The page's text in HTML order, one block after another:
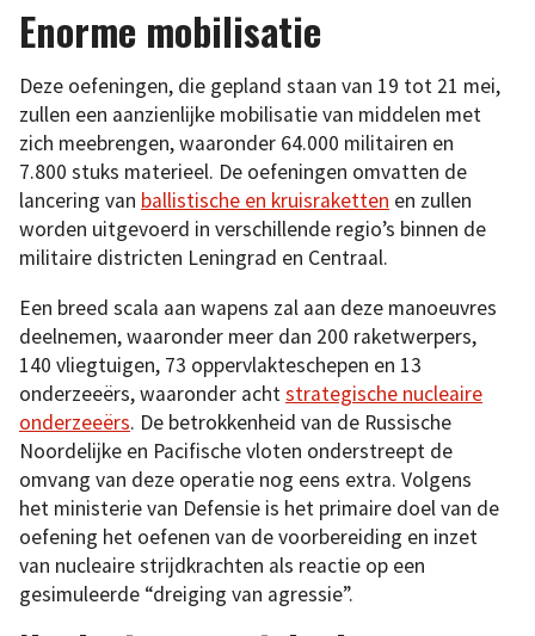
Enorme mobilisatie
Deze oefeningen, die gepland staan van 19 tot 21 mei,
zullen een aanzienlijke mobilisatie van middelen met
zich meebrengen, waaronder 64.000 militairen en
7.800 stuks materieel. De oefeningen omvatten de
lancering van ballistische en kruisraketten en zullen
worden uitgevoerd in verschillende regio’s binnen de
militaire districten Leningrad en Centraal.
Een breed scala aan wapens zal aan deze manoeuvres
deelnemen, waaronder meer dan 200 raketwerpers,
140 vliegtuigen, 73 oppervlakteschepen en 13
onderzeeërs, waaronder achtstrategische nucleaire
onderzeeërs. De betrokkenheid van de Russische
Noordelijke en Pacifische vloten onderstreept de
omvang van deze operatie nog eens extra. Volgens
het ministerie van Defensie is het primaire doel van de
oefening het oefenen van de voorbereiding en inzet
van nucleaire strijdkrachten als reactie op een
gesimuleerde “dreiging van agressie”.